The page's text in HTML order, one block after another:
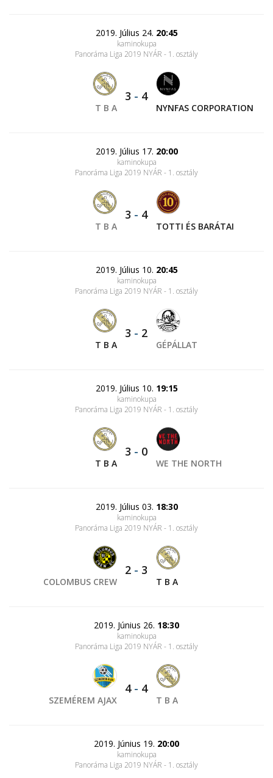
2019. Július 24. 20:45
kaminokupa
Panoráma Liga 2019 NYÁR - 1. osztály
T B A
3 - 4
NYNFAS CORPORATION
2019. Július 17. 20:00
kaminokupa
Panoráma Liga 2019 NYÁR - 1. osztály
T B A
3 - 4
TOTTI ÉS BARÁTAI
2019. Július 10. 20:45
kaminokupa
Panoráma Liga 2019 NYÁR - 1. osztály
T B A
3 - 2
GÉPÁLLAT
2019. Július 10. 19:15
kaminokupa
Panoráma Liga 2019 NYÁR - 1. osztály
T B A
3 - 0
WE THE NORTH
2019. Július 03. 18:30
kaminokupa
Panoráma Liga 2019 NYÁR - 1. osztály
COLOMBUS CREW
2 - 3
T B A
2019. Június 26. 18:30
kaminokupa
Panoráma Liga 2019 NYÁR - 1. osztály
SZEMÉREM AJAX
4- 4
T B A
2019. Június 19. 20:00
kaminokupa
Panoráma Liga 2019 NYÁR - 1. osztály